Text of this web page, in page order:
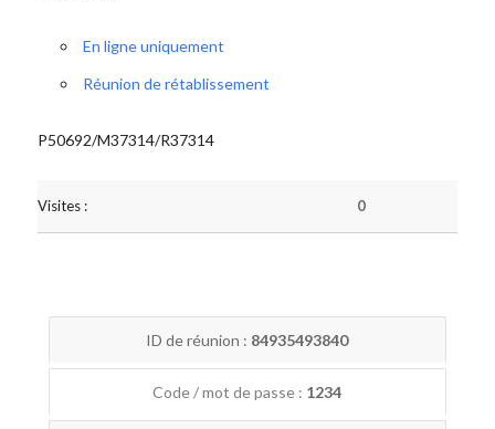
En ligne uniquement
Réunion de rétablissement
P50692/M37314/R37314
Visites : 0
ID de réunion : 84935493840
Code / mot de passe : 1234